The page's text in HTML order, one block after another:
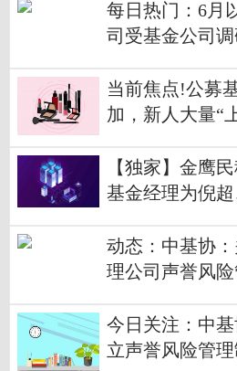
每日热门：6月
司受基金公司
当前焦点!公募
加，新人大量“
【独家】金鹰
基金经理为倪
动态：中基协
理公司声誉风
今日关注：中
立声誉风险管